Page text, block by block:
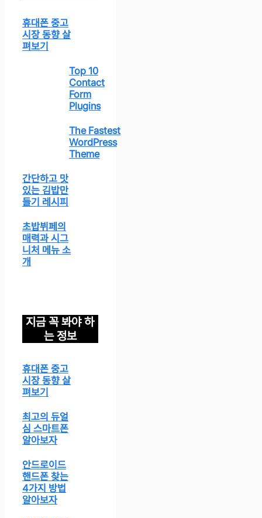
휴대폰 중고
시장 동향 살
펴보기
Top 10
Contact
Form
Plugins
The Fastest
WordPress
Theme
간단하고 맛
있는 김밥만
들기 레시피
초밥뷔페의
매력과 시그
니처 메뉴 소
개
지금 꼭 봐야 하
는 정보
휴대폰 중고
시장 동향 살
펴보기
최고의 듀얼
심 스마트폰
알아보자
안드로이드
핸드폰 찾는
4가지 방법
알아보자